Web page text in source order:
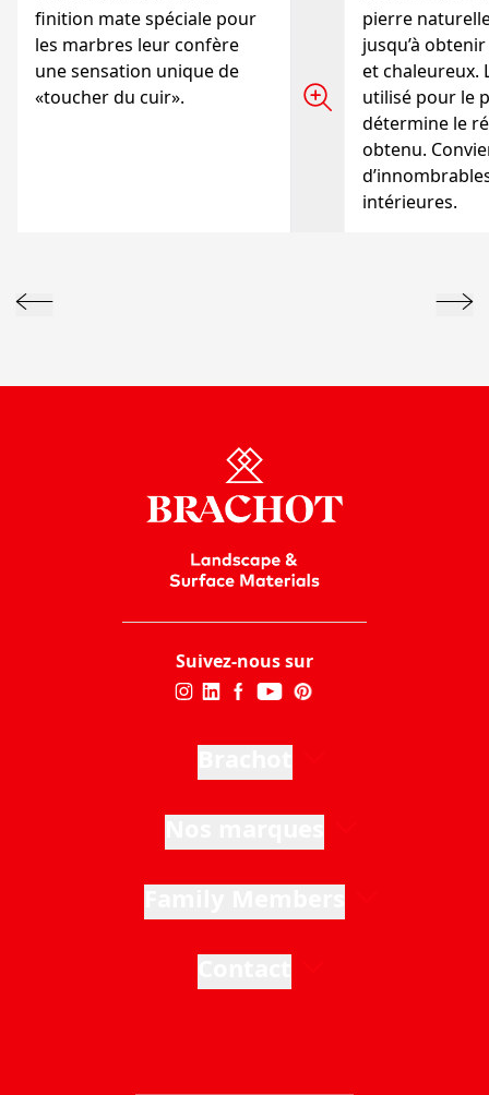
finition mate spéciale pour
les marbres leur confère
une sensation unique de
«toucher du cuir».
pierre
jusqu’à
et chaleureux.
utilisé pour le
détermine le
obtenu.
intérieures.
Suivez-nous sur